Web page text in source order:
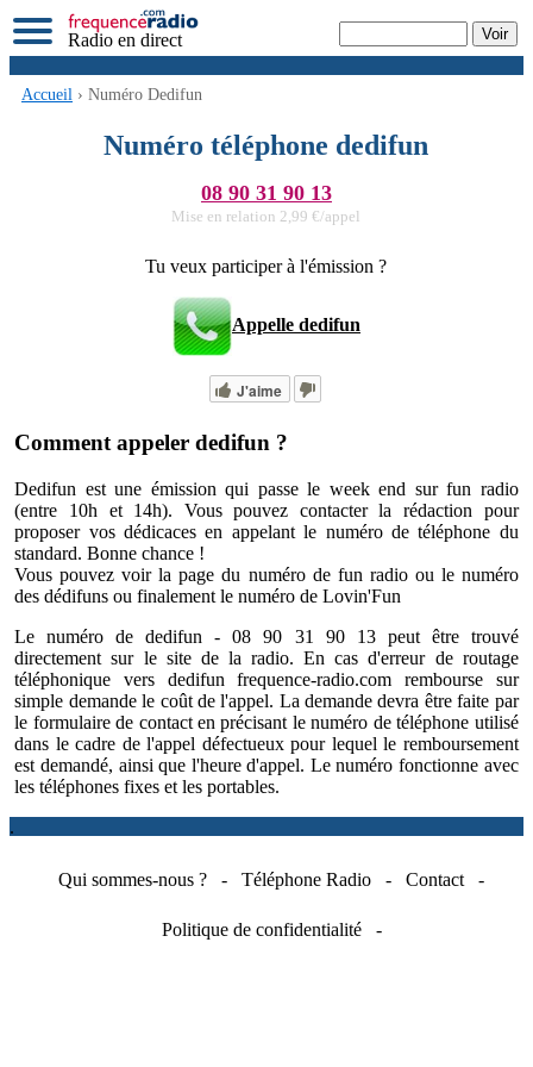
Radio en direct
Accueil › Numéro Dedifun
Numéro téléphone dedifun
08 90 31 90 13
Mise en relation 2,99 €/appel
Tu veux participer à l'émission ?
Appelle dedifun
J'aime
Comment appeler dedifun ?
Dedifun est une émission qui passe le week end sur fun radio
(entre 10h et 14h). Vous pouvez contacter la rédaction pour
proposer vos dédicaces en appelant le numéro de téléphone du
standard. Bonne chance !
Vous pouvez voir la page du numéro de fun radioou le numéro
des dédifuns ou finalementle numéro de Lovin'Fun
Le numéro dededifun -08 90 31 90 13peut être trouvé
directement sur le site de la radio. En cas d'erreur de routage
téléphonique vers dedifun frequence-radio.com rembourse sur
simple demande le coût de l'appel. La demande devra être faite par
le formulaire de contacten précisant le numéro de téléphone utilisé
dans le cadre de l'appel défectueux pour lequel le remboursement
est demandé, ainsi que l'heure d'appel. Le numéro fonctionne avec
les téléphones fixes et les portables.
.
Qui sommes-nous ? - Téléphone Radio - Contact -
Politique de confidentialité -